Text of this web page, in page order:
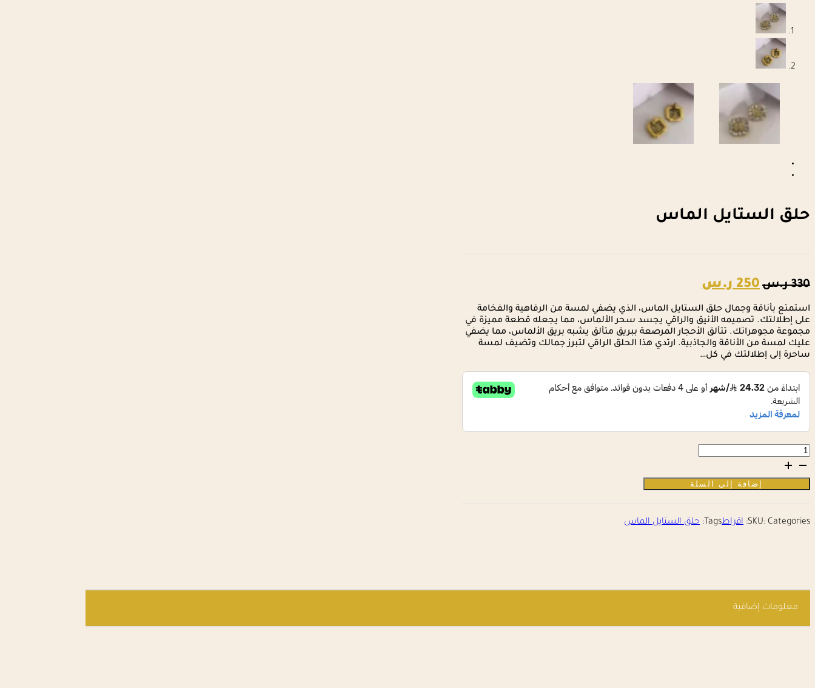
حلق الستايل الماس
330 ر.س السعر
هو:
330 ر.س.
250 ر.س
هو:
250 ر.س.
استمتع بأناقة وجمال حلق الستايل الماس، الذي يضفي لمسة من الرفاهية والفخامة
على إطلالتك. تصميمه الأنيق والراقي يجسد سحر الألماس، مما يجعله قطعة مميزة في
مجموعة مجوهراتك. تتألق الأحجار المرصعة ببريق متألق يشبه بريق الألماس، مما يضفي
عليك لمسة من الأناقة والجاذبية. ارتدي هذا الحلق الراقي لتبرز جمالك وتضيف لمسة
ساحرة إلى إطلالتك في كل…
كمية
الستايل
إضافة إلى السلة
SKU: Categories: اقراطTags: حلق الستايل الماس
معلومات إضافية